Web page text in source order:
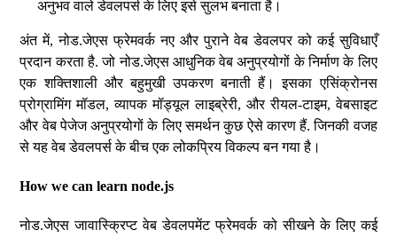
अनुभव वाले डेवलपर्स के लिए इसे सुलभ बनाता है।
अंत में, नोड.जेएस फ्रेमवर्क नए और पुराने वेब डेवलपर को कई सुविधाएँ
प्रदान करता है. जो नोड.जेएस आधुनिक वेब अनुप्रयोगों के निर्माण के लिए
एक शक्तिशाली और बहुमुखी उपकरण बनाती हैं। इसका एसिंक्रोनस
प्रोग्रामिंग मॉडल, व्यापक मॉड्यूल लाइब्रेरी, और रीयल-टाइम, वेबसाइट
और वेब पेजेज अनुप्रयोगों के लिए समर्थन कुछ ऐसे कारण हैं. जिनकी वजह
से यह वेब डेवलपर्स के बीच एक लोकप्रिय विकल्प बन गया है।
How we can learn node.js
नोड.जेएस जावास्क्रिप्ट वेब डेवलपमेंट फ्रेमवर्क को सीखने के लिए कई